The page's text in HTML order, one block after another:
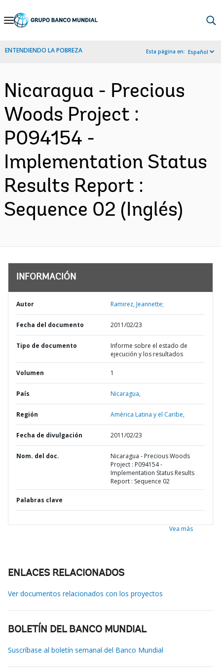
Skip
Navigation
ENTENDIENDO LA POBREZA Esta página en: Español
Nicaragua - Precious
Woods Project :
P094154 -
Implementation Status
Results Report :
Sequence 02 (Inglés)
INFORMACIÓN
Autor Ramirez, Jeannette;
Fecha del documento 2011/02/23
Tipo de documento
Informe sobre el estado de
ejecución y los resultados
Volumen 1
País Nicaragua,
Región América Latina y el Caribe,
Fecha de divulgación 2011/02/23
Nom. del doc.
Nicaragua - Precious Woods
Project : P094154 -
Implementation Status Results
Report : Sequence 02
Palabras clave
Vea más
ENLACES RELACIONADOS
Ver documentos relacionados con los proyectos
BOLETÍN DEL BANCO MUNDIAL
Suscríbase al boletín semanal del Banco Mundial